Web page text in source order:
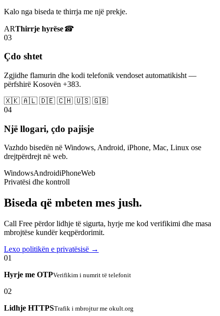
Kalo nga biseda te thirrja me një prekje.
ARThirrje hyrëse☎
03
Çdo shtet
Zgjidhe flamurin dhe kodi telefonik vendoset automatikisht —
përfshirë Kosovën +383.
🇽🇰 🇦🇱 🇩🇪 🇨🇭 🇺🇸 🇬🇧
04
Një llogari, çdo pajisje
Vazhdo bisedën në Windows, Android, iPhone, Mac, Linux ose
drejtpërdrejt në web.
WindowsAndroidiPhoneWeb
Privatësi dhe kontroll
Biseda që mbeten mes jush.
Call Free përdor lidhje të sigurta, hyrje me kod verifikimi dhe masa
mbrojtëse kundër keqpërdorimit.
Lexo politikën e privatësisë →
01
Hyrje me OTPVerifikim i numrit të telefonit
02
Lidhje HTTPSTrafik i mbrojtur me okult.org